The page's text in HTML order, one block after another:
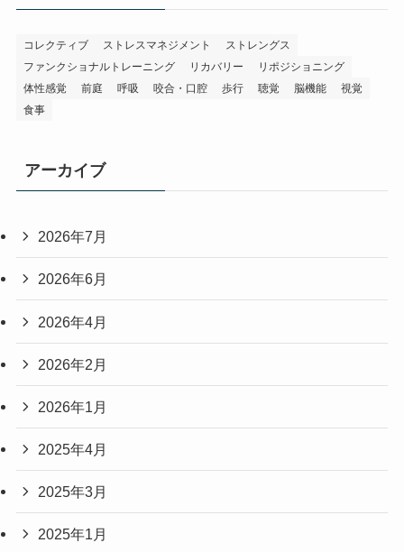
コレクティブ ストレスマネジメント
ストレングス
ファンクショナルトレーニング
リカバリー
リポジショニング
体性感覚
前庭 呼吸 咬合・口腔 歩行 聴覚 脳機能
視覚
食事
アーカイブ
2026年7月
2026年6月
2026年4月
2026年2月
2026年1月
2025年4月
2025年3月
2025年1月